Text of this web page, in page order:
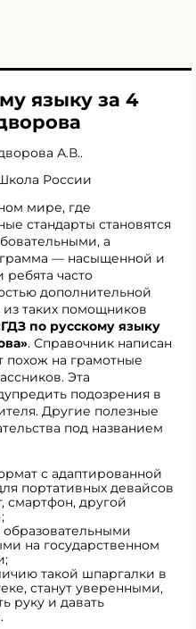
языку за 4
А.В..
России
мире, где
стандарты становятся
а
— насыщенной и
часто
дополнительной
таких помощников
по русскому языку
. Справочник написан
похож на грамотные
Эта
подозрения в
Другие полезные
под названием
с адаптированной
портативных девайсов
смартфон, другой
образовательными
на государственном
такой шпаргалки в
станут уверенными,
руку и давать